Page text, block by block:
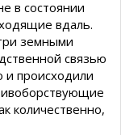
в состоянии
вдаль.
земными
связью
и происходили
количественно,